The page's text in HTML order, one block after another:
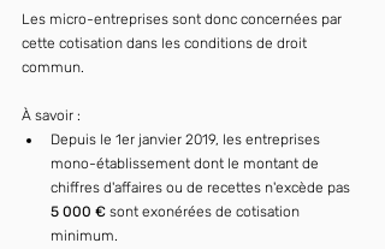
Les micro-entreprises sont donc concernées par
cette cotisation dans les conditions de droit
commun.
À savoir :
Depuis le 1er janvier 2019, les entreprises
mono-établissement dont le montant de
chiffres d'affaires ou de recettes n'excède pas
5 000 € sont exonérées de cotisation
minimum.